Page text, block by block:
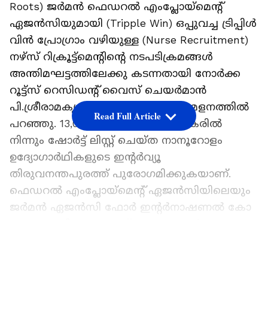
Roots) ജർമൻ ഫെഡറൽ എംപ്ലോയ്‌മെന്റ്
ഏജൻസിയുമായി (Tripple Win) ഒപ്പുവച്ച ട്രിപ്പിൾ
വിൻ പ്രോഗ്രാം വഴിയുള്ള (Nurse Recruitment)
നഴ്‌സ് റിക്രൂട്ട്‌മെന്റിന്റെ നടപടിക്രമങ്ങൾ
അന്തിമഘട്ടത്തിലേക്കു കടന്നതായി നോർക്ക
റൂട്ട്‌സ് റെസിഡന്റ് വൈസ് ചെയർമാൻ
പി.ശ്രീരാമകൃഷ്ണൻ വാർത്താസമ്മേളനത്തിൽ
പറഞ്ഞു. 13,000ത്തോളം അപേക്ഷകരിൽ
നിന്നും ഷോർട്ട് ലിസ്റ്റ് ചെയ്ത നാനൂറോളം
ഉദ്യോഗാർഥികളുടെ ഇന്റർവ്യൂ
തിരുവനന്തപുരത്ത് പുരോഗമിക്കുകയാണ്.
ഫെഡറൽ എംപ്ലോയ്‌മെന്റ് ഏജൻസിയിലെയും
ജർമൻ ഏജൻസി ഫോർ ഇന്റർനാഷണൽ കോ
Read Full Article